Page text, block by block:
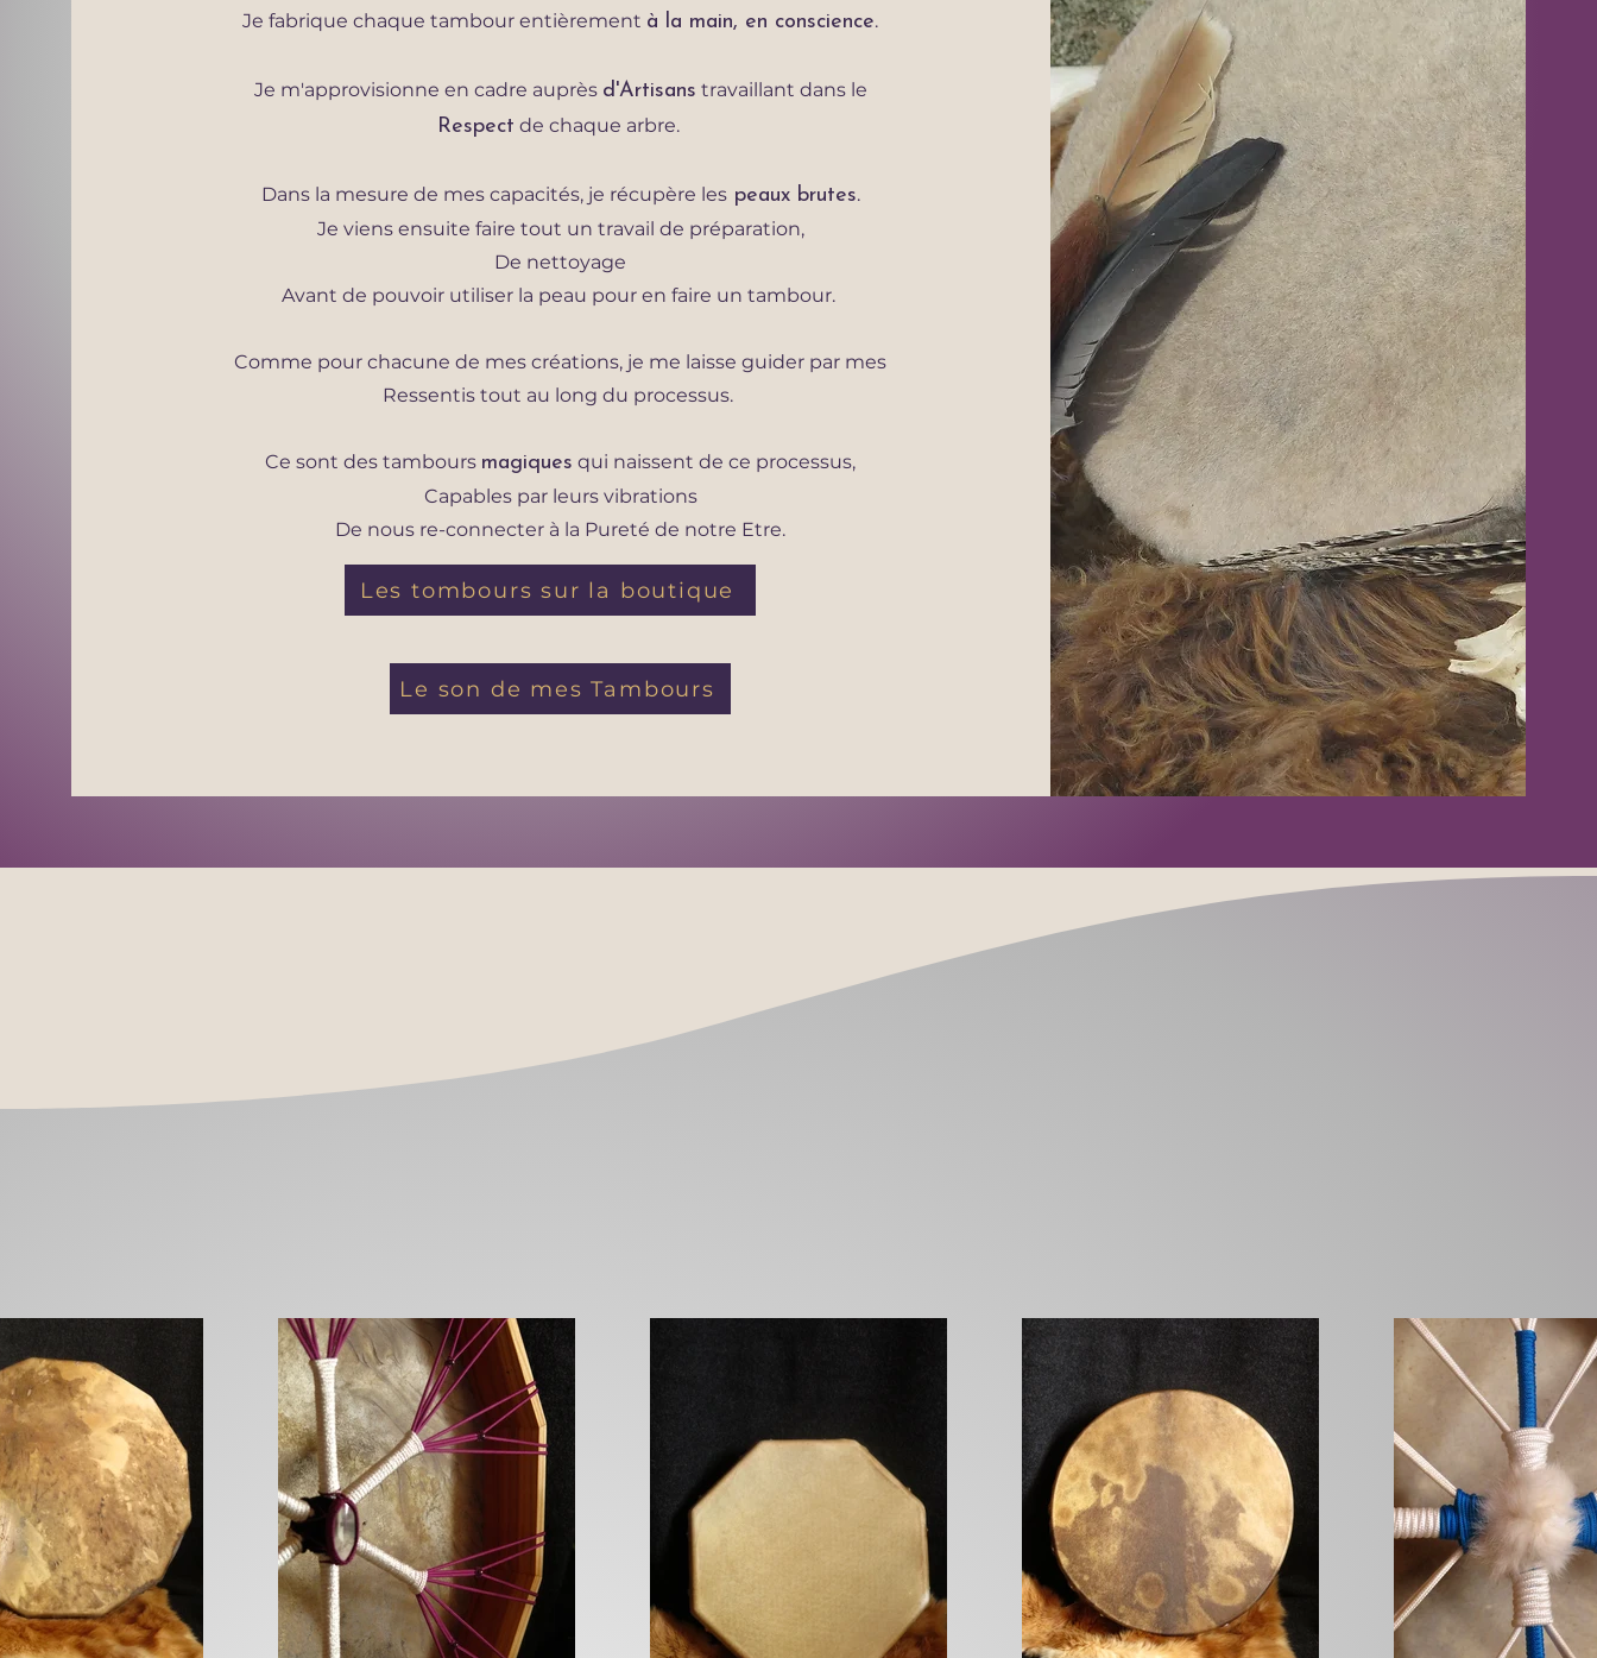
Je fabrique chaque tambour entièrement à la main, en conscience.
Je m'approvisionne en cadre auprès d'Artisans travaillant dans le
Respect de chaque arbre.
Dans la mesure de mes capacités, je récupère lespeaux brutes.
Je viens ensuite faire tout un travail de préparation,
De nettoyage
Avant de pouvoir utiliser la peau pour en faire un tambour.
Comme pour chacune de mes créations, je me laisse guider par mes
Ressentis tout au long du processus.
​Ce sont des tambours magiques qui naissent de ce processus,
Capables par leurs vibrations
De nous re-connecter à la Pureté de notre Etre.
Les tombours sur la boutique
Le son de mes Tambours